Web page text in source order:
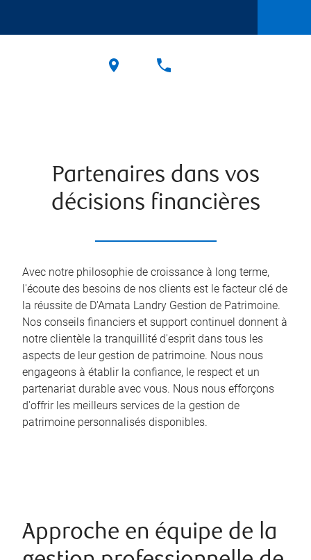
Partenaires dans vos
décisions financières
Avec notre philosophie de croissance à long terme,
l'écoute des besoins de nos clients est le facteur clé de
la réussite de D'Amata Landry Gestion de Patrimoine.
Nos conseils financiers et support continuel donnent à
notre clientèle la tranquillité d'esprit dans tous les
aspects de leur gestion de patrimoine. Nous nous
engageons à établir la confiance, le respect et un
partenariat durable avec vous. Nous nous efforçons
d'offrir les meilleurs services de la gestion de
patrimoine personnalisés disponibles.
Approche en équipe de la